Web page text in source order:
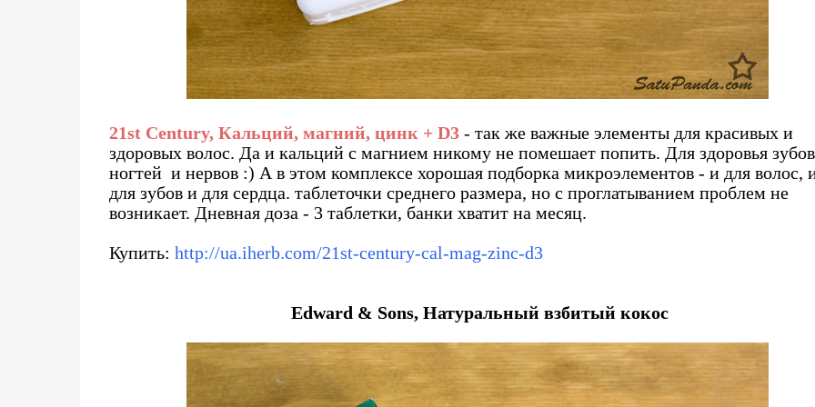
21st Century, Кальций, магний, цинк + D3- так же важные элементы для красивых и
здоровых волос. Да и кальций с магнием никому не помешает попить. Для здоровья
ногтей и нервов :) А в этом комплексе хорошая подборка микроэлементов - и для волос,
для зубов и для сердца. таблеточки среднего размера, но с проглатыванием проблем не
возникает. Дневная доза - 3 таблетки, банки хватит на месяц.
Купить: http://ua.iherb.com/21st-century-cal-mag-zinc-d3
Edward & Sons, Натуральный взбитый кокос